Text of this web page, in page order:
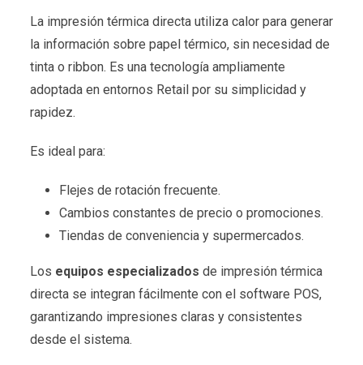
La impresión térmica directa utiliza calor para generar
la información sobre papel térmico, sin necesidad de
tinta o ribbon. Es una tecnología ampliamente
adoptada en entornos Retail por su simplicidad y
rapidez.
Es ideal para:
Flejes de rotación frecuente.
Cambios constantes de precio o promociones.
Tiendas de conveniencia y supermercados.
Los equipos especializados de impresión térmica
directa se integran fácilmente con el software POS,
garantizando impresiones claras y consistentes
desde el sistema.